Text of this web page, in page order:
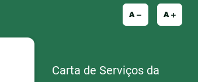
A A
Carta de Serviços da